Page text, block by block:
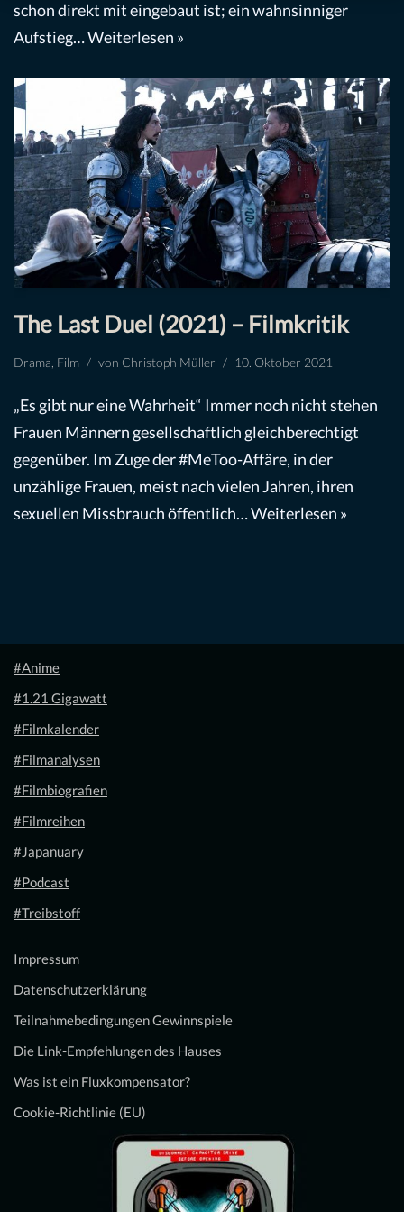
schon direkt mit eingebaut ist; ein wahnsinniger
Aufstieg…Weiterlesen »
The Last Duel (2021) – Filmkritik
Drama Film von Christoph Müller 10. Oktober 2021
„Es gibt nur eine Wahrheit“ Immer noch nicht stehen
Frauen Männern gesellschaftlich gleichberechtigt
gegenüber. Im Zuge der #MeToo-Affäre, in der
unzählige Frauen, meist nach vielen Jahren, ihren
sexuellen Missbrauch öffentlich…Weiterlesen »
#Anime
#1.21 Gigawatt
#Filmkalender
#Filmanalysen
#Filmbiografien
#Filmreihen
#Japanuary
#Podcast
#Treibstoff
Impressum
Datenschutzerklärung
Teilnahmebedingungen Gewinnspiele
Die Link-Empfehlungen des Hauses
Was ist ein Fluxkompensator?
Cookie-Richtlinie (EU)